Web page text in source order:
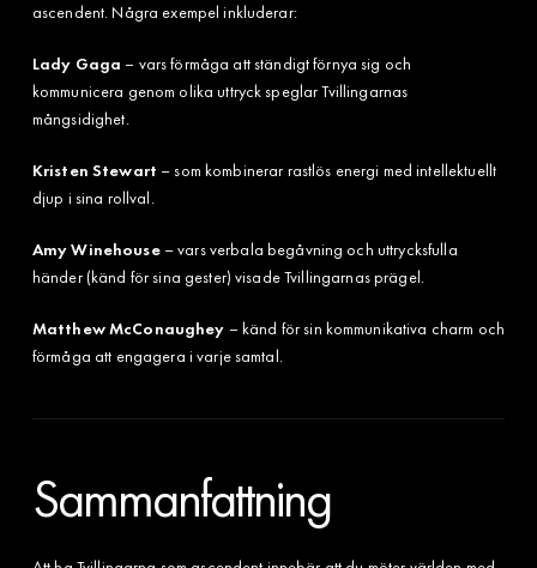
ascendent. Några exempel inkluderar:
Lady Gaga – vars förmåga att ständigt förnya sig och
kommunicera genom olika uttryck speglar Tvillingarnas
mångsidighet.
Kristen Stewart – som kombinerar rastlös energi med intellektuellt
djup i sina rollval.
Amy Winehouse– vars verbala begåvning och uttrycksfulla
händer (känd för sina gester) visade Tvillingarnas prägel.
Matthew McConaughey – känd för sin kommunikativa charm och
förmåga att engagera i varje samtal.
Sammanfattning